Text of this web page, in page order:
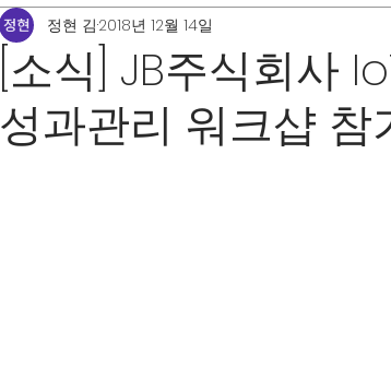
[소식] JB주식회사
성과관리 워크샵 참
정현 김 2018년 12월 14일